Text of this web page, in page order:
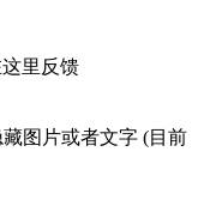
里反馈
图片或者文字 (目前